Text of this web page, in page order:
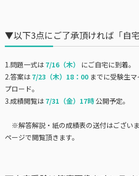
▼以下3点にご了承頂ければ「自
1.問題一式は 7/16（木）
にご自宅に到着。
2.答案は 7/23（木）18：00 までに受験生
プロード。
3.成績閲覧は 7/31（金）17時 公開予定。
※解答解説・紙の成績表の送付はござい
ページで閲覧頂きます。